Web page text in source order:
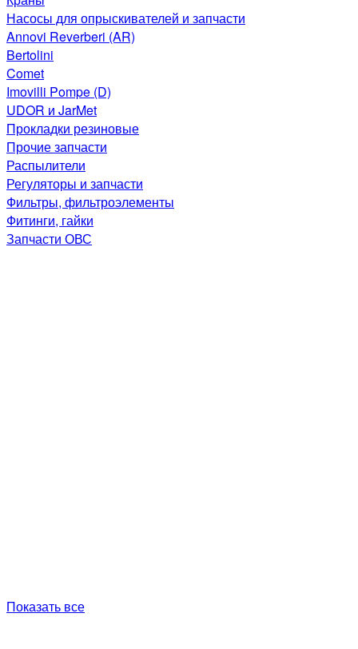
Насосы для опрыскивателей и запчасти
Annovi Reverberi (AR)
Bertolini
Comet
Imovilli Pompe (D)
UDOR и JarMet
Прокладки резиновые
Прочие запчасти
Распылители
Регуляторы и запчасти
Фильтры, фильтроэлементы
Фитинги, гайки
Запчасти ОВС
Показать все